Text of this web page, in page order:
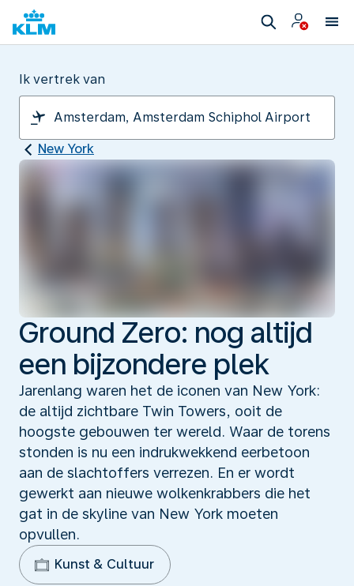
Ik vertrek van
New York
Ground Zero: nog altijd
een bijzondere plek
Jarenlang waren het de iconen van New York:
de altijd zichtbare Twin Towers, ooit de
hoogste gebouwen ter wereld. Waar de torens
stonden is nu een indrukwekkend eerbetoon
aan de slachtoffers verrezen. En er wordt
gewerkt aan nieuwe wolkenkrabbers die het
gat in de skyline van New York moeten
opvullen.
Kunst & Cultuur